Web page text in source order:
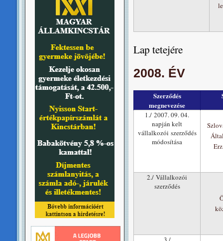
Lap tetejére
2008. ÉV
Szerződés
megnevezése
1./ 2007. 09. 04.
napján kelt
vállalkozói szerződés
módosítása
2./ Vállalkozói
szerződés